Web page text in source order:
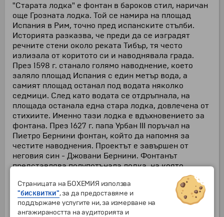
"Старата лодка" е фонтан в бароков стил, наричан
още Грозната лодка. Той се намира на площад
Испания в Рим, точно пред испанските стълби.
Историята разказва, че преди да се изградят
речните стени около реката Тибър, тя често
излизала от коритото си и наводнявала града.
През 1598 г. станало голямо наводнение, което
заляло площад Испания с един метър вода, а
самият площад останал под водата няколко
седмици. След като водата се отдръпнала, на
площада останала една стара лодка, довлечена от
стихиите. Именно тази лодка е вдъхновението за
фонтана. През 1627 г. папа Урбан III поръчал на
Пиетро Бернини фонтан, който да напомня за
честите наводнения. Проектът е завършен от
неговия син - Джовани Бернини. Фонтанът
представлява полупотънала лодка, на която
водата се излива от ръбовете й. На кърмата е
поставено слънчево лице, а на носа на лодка са
изобразени пчели, символ на семейство
Барберини, от което произхожда папа Урбан III.
Страницата на БОХЕМИЯ използва
"бисквитки", за да предоставяме и
поддържаме услугите ни, за измерване на
ангажираността на аудиторията и